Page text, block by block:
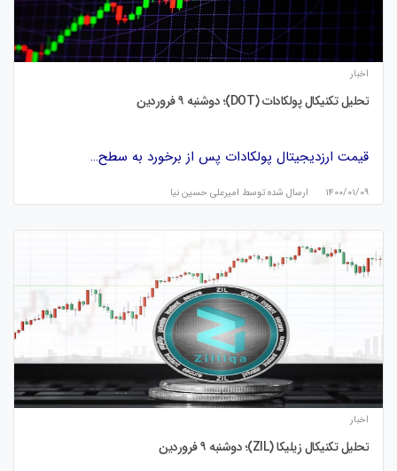
اخبار
تحلیل تکنیکال پولکادات (DOT)؛ دوشنبه ۹ فروردین
قیمت ارزدیجیتال پولکادات پس از برخورد به سطح…
۱۴۰۰/۰۱/۰۹ ارسال شده توسط امیرعلی حسین نیا
اخبار
تحلیل تکنیکال زیلیکا (ZIL)؛ دوشنبه ۹ فروردین